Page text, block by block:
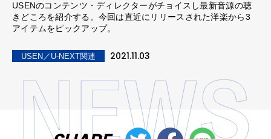
USENのコンテンツ・ディレクターがチョイスし最新音源の聴
きどころを紹介する。今回は直近にリリースされた洋楽から3
アイテムをピックアップ。
USEN／U-NEXT関連 2021.11.03